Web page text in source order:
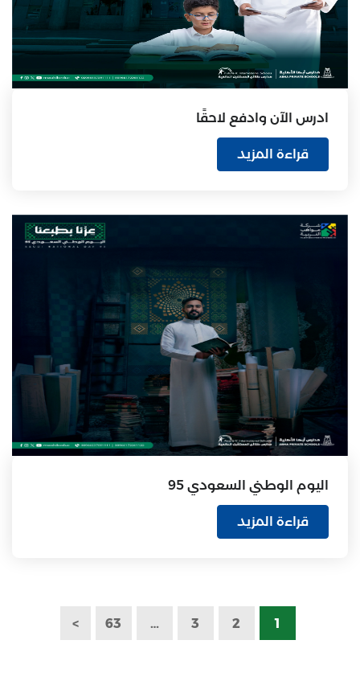
ادرس الآن وادفع لاحقًا
قراءة المزيد
اليوم الوطني السعودي 95
قراءة المزيد
1
2
3
…
63
>